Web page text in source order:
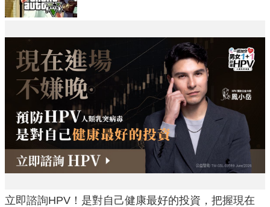
立即諮詢HPV！是對自己健康最好的投資，把握現在